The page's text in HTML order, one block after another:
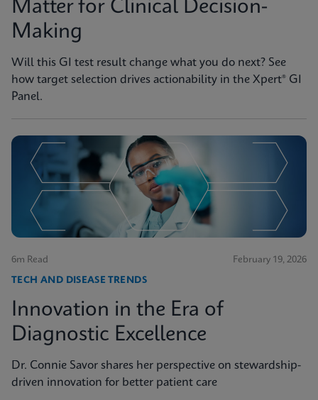
Matter for Clinical Decision-
Making
Will this GI test result change what you do next? See
how target selection drives actionability in the Xpert® GI
Panel.
6m Read February 19, 2026
TECH AND DISEASE TRENDS
Innovation in the Era of
Diagnostic Excellence
Dr. Connie Savor shares her perspective on stewardship-
driven innovation for better patient care